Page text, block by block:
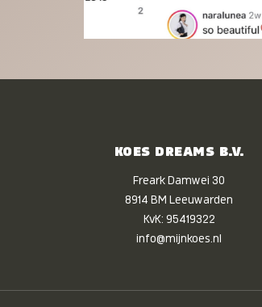
KOES DREAMS B.V.
Freark Damwei 30
8914 BM Leeuwarden
KvK: 95419322
info@mijnkoes.nl